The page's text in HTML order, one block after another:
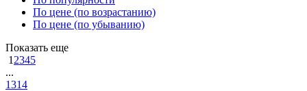
По цене (по возрастанию)
По цене (по убыванию)
Показать еще
1 2345
...
1314